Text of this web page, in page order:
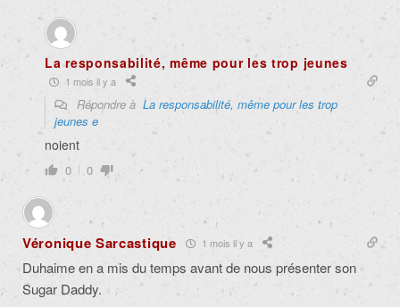
La responsabilité, même pour les trop jeunes
1 mois il y a
Répondre à La responsabilité, même pour les trop
jeunes e
noient
0 0
Véronique Sarcastique 1 mois il y a
Duhaime en a mis du temps avant de nous présenter son
Sugar Daddy.